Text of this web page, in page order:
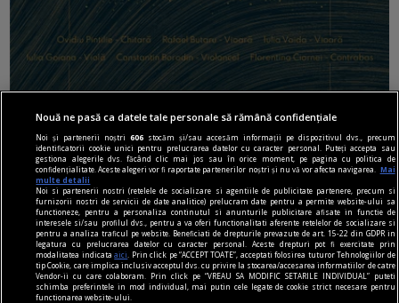
în oraș
Martie este luna concertelor de chitară
În perioada 16-30 martie 2024, Asociația
ChitaraNova vă invită la concertele din cadrul
turneului național „Conciertos para Guitarra”.
Nouă ne pasă ca datele tale personale să rămână confidențiale
Noi și partenerii noștri606 stocăm și/sau accesăm informații pe dispozitivul dvs., precum
identificatorii cookie unici pentru prelucrarea datelor cu caracter personal. Puteți accepta sau
gestiona alegerile dvs. făcând clic mai jos sau în orice moment, pe pagina cu politica de
confidențialitate. Aceste alegeri vor fi raportate partenerilor noștri și nu vă vor afecta navigarea.
Mai
multe detalii
Noi si partenerii nostri (retelele de socializare si agentiile de publicitate partenere, precum si
furnizorii nostri de servicii de date analitice) prelucram date pentru a permite website-ului sa
functioneze, pentru a personaliza continutul si anunturile publicitare afisate in functie de
interesele si/sau profilul dvs., pentru a va oferi functionalitati aferente retelelor de socializare si
pentru a analiza traficul pe website. Beneficiati de drepturile prevazute de art. 15-22 din GDPR in
legatura cu prelucrarea datelor cu caracter personal. Aceste drepturi pot fi exercitate prin
modalitatea indicataaici
. Prin click pe “ACCEPT TOATE”, acceptati folosirea tuturor Tehnologiilor de
tip Cookie, care implica inclusiv acceptul dvs. cu privire la stocarea/accesarea informatiilor de catre
Vendor-ii cu care colaboram. Prin click pe “VREAU SA MODIFIC SETARILE INDIVIDUAL” puteti
schimba preferintele in mod individual, mai putin cele legate de cookie strict necesare pentru
functionarea website-ului.